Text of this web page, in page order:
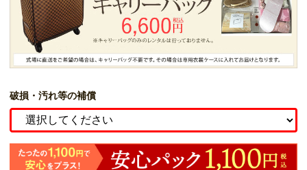
破損・汚れ等の補償